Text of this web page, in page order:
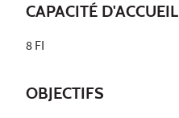
CAPACITÉ D'ACCUEIL
8 FI
OBJECTIFS